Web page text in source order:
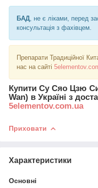
БАД , не є ліками, перед
консультація з фахівцем.
Препарати Традиційної
нас на сайті
Купити Су Сяо Цзю
Wan) в Україні з
5elementov.com.ua
Приховати
Характеристики
Основні